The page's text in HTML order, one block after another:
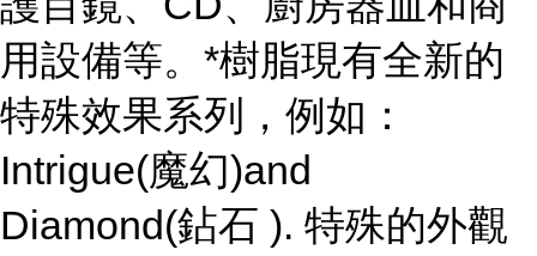
用設備等。*樹脂現有全新的
特殊效果系列，例如：
Intrigue(魔幻)and
Diamond(鉆石 ). 特殊的外觀